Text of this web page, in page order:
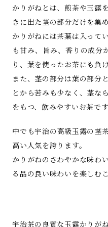
かりがねとは、煎茶や玉露
きに出た茎の部分だけを集
かりがねには茶葉は入って
も甘み、旨み、香りの成分
り、葉を使ったお茶にも負
また、茎の部分は葉の部分
とから苦みも少なく、茎な
をもつ、飲みやすいお茶です
中でも宇治の高級玉露の茎
高い人気を誇ります。
かりがねのさわやかな味わ
る品の良い味わいを楽し
宇治茶の良質な玉露かりが